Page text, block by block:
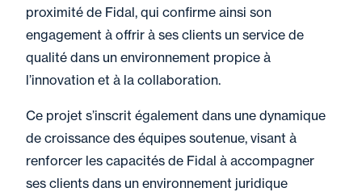
proximité de Fidal, qui confirme ainsi son
engagement à offrir à ses clients un service de
qualité dans un environnement propice à
l’innovation et à la collaboration.
Ce projet s’inscrit également dans une dynamique
de croissance des équipes soutenue, visant à
renforcer les capacités de Fidal à accompagner
ses clients dans un environnement juridique